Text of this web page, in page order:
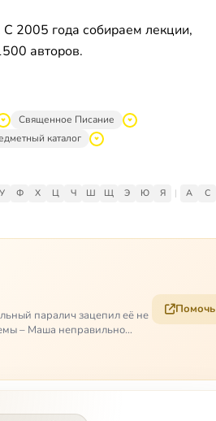
2005 года собираем лекции,
авторов.
Священное Писание
каталог
У Ф Х Ц Ч Ш Щ Э Ю Я | A C
паралич зацепил её не
– Маша неправильно
Помочь